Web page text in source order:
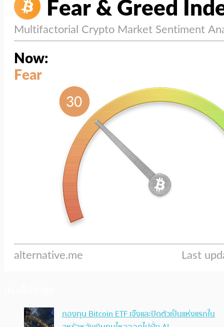
กองทุน Bitcoin ETF เจ๊งและปิดตัวเป็นแห่งแรกใน